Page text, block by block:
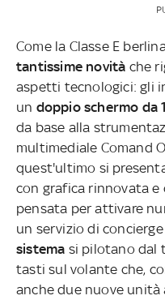
Come la Classe E
tantissime novità che
aspetti tecnologici: gli
un doppio schermo da
da base alla
multimediale Comand
quest'ultimo si
con grafica rinnovata e
pensata per attivare
un servizio di
sistema si pilotano dal
tasti sul volante che,
anche due nuove